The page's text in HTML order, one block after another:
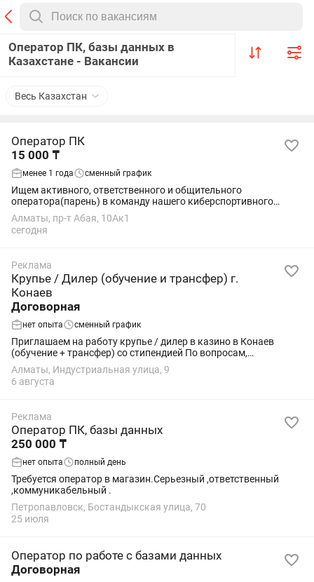
Оператор ПК, базы данных в
Казахстане - Вакансии
Весь Казахстан
Оператор ПК
15 000 ₸
менее 1 года сменный график
Ищем активного, ответственного и общительного
оператора(парень) в команду нашего киберспортивного
клуба. Обязанности Обслуживание гостей: Встреча
посетителей, регистрация в системе, консультация по...
Алматы, пр-т Абая, 10Ак1
сегодня
Реклама
Крупье / Дилер (обучение и трансфер) г.
Конаев
Договорная
нет опыта сменный график
Приглашаем на работу крупье / дилер в казино в Конаев
(обучение + трансфер) со стипендией По вопросам,
пожалуйста, пишите на номер, который привязан к вакансии.
🔻О месте работы:🔻 ASTORIA...
Алматы, Индустриальная улица, 9
6 августа
Реклама
Оператор ПК, базы данных
250 000 ₸
нет опыта полный день
Требуется оператор в магазин.Серьезный ,ответственный
,коммуникабельный .
Петропавловск, Бостандыкская улица, 70
25 июля
Оператор по работе с базами данных
Договорная